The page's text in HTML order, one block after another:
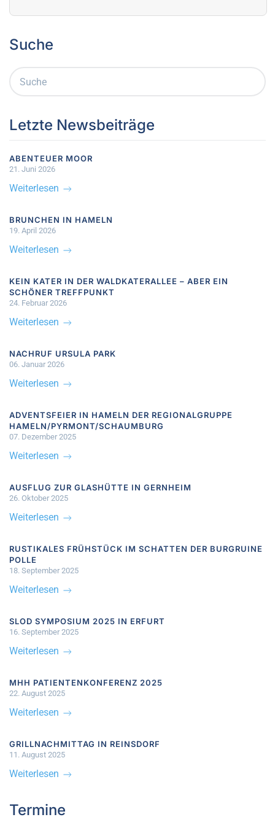
Suche
Letzte Newsbeiträge
ABENTEUER MOOR
21. Juni 2026
Weiterlesen
BRUNCHEN IN HAMELN
19. April 2026
Weiterlesen
KEIN KATER IN DER WALDKATERALLEE – ABER EIN
SCHÖNER TREFFPUNKT
24. Februar 2026
Weiterlesen
NACHRUF URSULA PARK
06. Januar 2026
Weiterlesen
ADVENTSFEIER IN HAMELN DER REGIONALGRUPPE
HAMELN/PYRMONT/SCHAUMBURG
07. Dezember 2025
Weiterlesen
AUSFLUG ZUR GLASHÜTTE IN GERNHEIM
26. Oktober 2025
Weiterlesen
RUSTIKALES FRÜHSTÜCK IM SCHATTEN DER BURGRUINE
POLLE
18. September 2025
Weiterlesen
SLOD SYMPOSIUM 2025 IN ERFURT
16. September 2025
Weiterlesen
MHH PATIENTENKONFERENZ 2025
22. August 2025
Weiterlesen
GRILLNACHMITTAG IN REINSDORF
11. August 2025
Weiterlesen
Termine